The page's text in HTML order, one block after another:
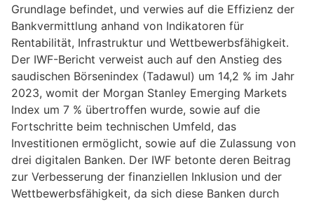
Grundlage befindet, und verwies auf die Effizienz der
Bankvermittlung anhand von Indikatoren für
Rentabilität, Infrastruktur und Wettbewerbsfähigkeit.
Der IWF-Bericht verweist auch auf den Anstieg des
saudischen Börsenindex (Tadawul) um 14,2 % im Jahr
2023, womit der Morgan Stanley Emerging Markets
Index um 7 % übertroffen wurde, sowie auf die
Fortschritte beim technischen Umfeld, das
Investitionen ermöglicht, sowie auf die Zulassung von
drei digitalen Banken. Der IWF betonte deren Beitrag
zur Verbesserung der finanziellen Inklusion und der
Wettbewerbsfähigkeit, da sich diese Banken durch